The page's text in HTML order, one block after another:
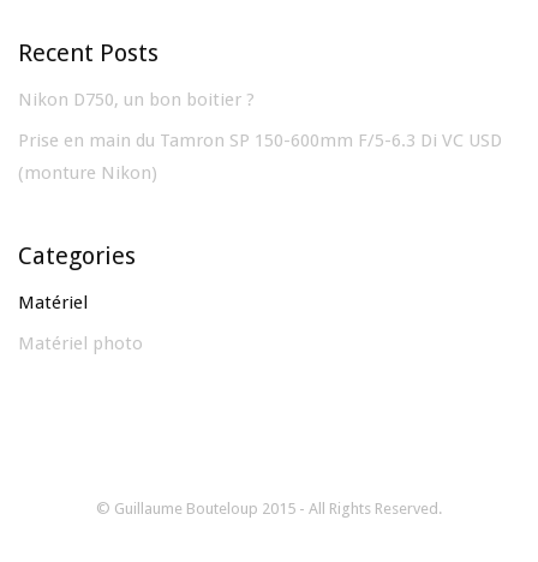
Recent Posts
Nikon D750, un bon boitier ?
Prise en main du Tamron SP 150-600mm F/5-6.3 Di VC USD
(monture Nikon)
Categories
Matériel
Matériel photo
© Guillaume Bouteloup 2015 - All Rights Reserved.